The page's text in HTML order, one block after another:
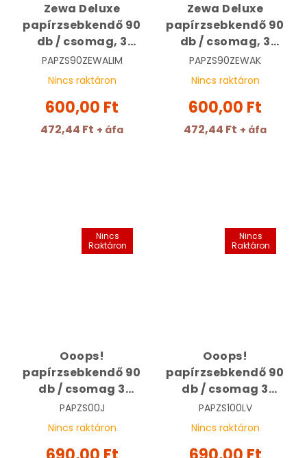
Zewa Deluxe
papírzsebkendő 90
db / csomag, 3
rétegű | Magic
Garden
PAPZS90ZEWALIM
Nincs raktáron
600,00 Ft
472,44 Ft + áfa
Zewa Deluxe
papírzsebkendő 90
db / csomag, 3
rétegű | Kamilla
PAPZS90ZEWAK
Nincs raktáron
600,00 Ft
472,44 Ft + áfa
Nincs
Raktáron
Ooops!
papírzsebkendő 90
db / csomag 3
rétegű, Jázmin
PAPZS00J
Nincs raktáron
Nincs
Raktáron
Ooops!
papírzsebkendő 90
db / csomag 3
rétegű, lótuszvirág
PAPZS100LV
Nincs raktáron